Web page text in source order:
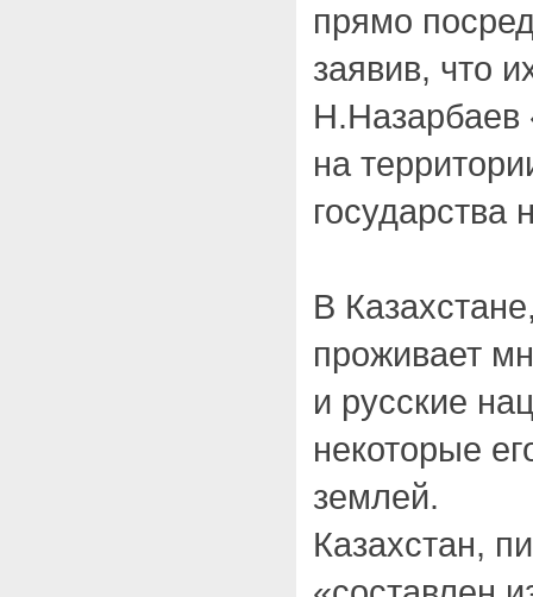
прямо
заявив, что
Н.Назарбаев
на
государства
В
проживает
и русские
некоторые
землей.
Казахстан,